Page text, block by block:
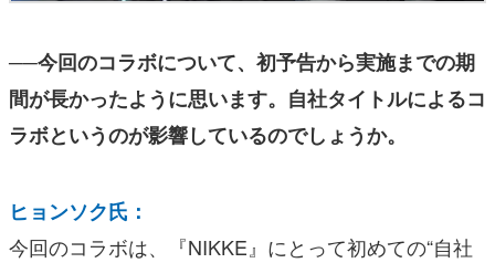
──今回のコラボについて、初予告から実施までの期
間が長かったように思います。自社タイトルによるコ
ラボというのが影響しているのでしょうか。
ヒョンソク氏：
今回のコラボは、『NIKKE』にとって初めての“自社